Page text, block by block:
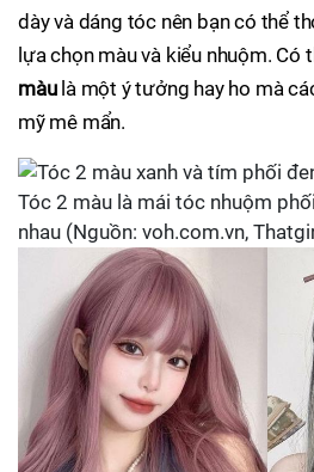
dày và dáng tóc nên bạn có thể
lựa chọn màu và kiểu nhuộm. Có
màulà một ý tưởng hay ho mà
mỹ mê mẩn.
Tóc 2 màu là mái tóc nhuộm
nhau (Nguồn: voh.com.vn,